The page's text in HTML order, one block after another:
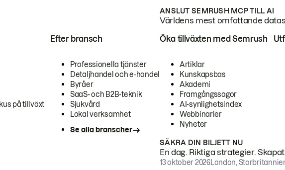
ANSLUT SEMRUSH MCP TILL AI
Världens mest omfattande
på tillväxt
Efter bransch
Professionella tjänster
Detaljhandel och e-handel
Byråer
SaaS- och B2B-teknik
Sjukvård
Lokal verksamhet
Se alla branscher
Öka tillväxten med Semrush
Artiklar
Kunskapsbas
Akademi
Framgångssagor
AI-synlighetsindex
Webbinarier
Nyheter
SÄKRA DIN BILJETT NU
En dag. Riktiga strategier.
13 oktober 2026London,